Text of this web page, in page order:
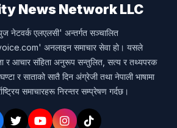
News Network LLC
नेटवर्क एलएलसी' अन्तर्गत सञ्चालित
अनलाइन समाचार सेवा हो। यसले
र आचार संहिता अनुरूप सन्तुलित, सत्य र तथ्यपरक
घण्टा र साताको सातै दिन अंग्रेजी तथा नेपाली भाषामा
समाचारहरू निरन्तर सम्प्रेषण गर्दछ।